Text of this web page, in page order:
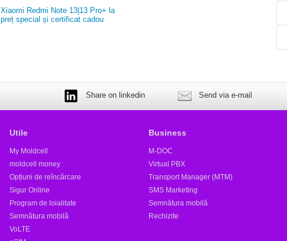
Xiaomi Redmi Note 13|13 Pro+ la
preț special și certificat cadou
Share on linkedin Send via e-mail
Utile
My Moldcell
moldcell money
Opțiuni de reîncărcare
Sigur Online
Program de loialitate
Semnătura mobilă
VoLTE
Business
M-DOC
Virtual PBX
Transport Manager (MTM)
SMS Marketing
Semnătura mobilă
Rechizite